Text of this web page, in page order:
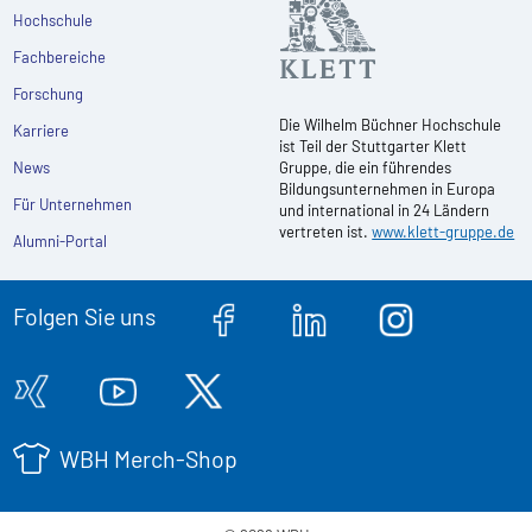
Hochschule
Fachbereiche
Forschung
Karriere
News
Für Unternehmen
Alumni-Portal
Die Wilhelm Büchner Hochschule
ist Teil der Stuttgarter Klett
Gruppe, die ein führendes
Bildungsunternehmen in Europa
und international in 24 Ländern
vertreten ist.www.klett-gruppe.de
Folgen Sie uns
WBH Merch-Shop